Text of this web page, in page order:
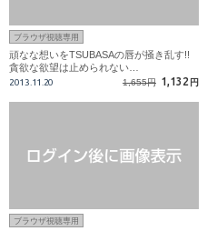
ブラウザ視聴専用
頑なな想いをTSUBASAの唇が掻き乱す!!
貪欲な欲望は止められない…
2013.11.20 1,655円 1,132 円
ブラウザ視聴専用